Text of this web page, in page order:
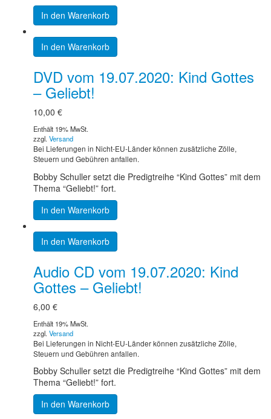
In den Warenkorb
In den Warenkorb
DVD vom 19.07.2020: Kind Gottes
– Geliebt!
10,00 €
Enthält 19% MwSt.
zzgl. Versand
Bei Lieferungen in Nicht-EU-Länder können zusätzliche Zölle,
Steuern und Gebühren anfallen.
Bobby Schuller setzt die Predigtreihe “Kind Gottes” mit dem
Thema “Geliebt!” fort.
In den Warenkorb
In den Warenkorb
Audio CD vom 19.07.2020: Kind
Gottes – Geliebt!
6,00 €
Enthält 19% MwSt.
zzgl. Versand
Bei Lieferungen in Nicht-EU-Länder können zusätzliche Zölle,
Steuern und Gebühren anfallen.
Bobby Schuller setzt die Predigtreihe “Kind Gottes” mit dem
Thema “Geliebt!” fort.
In den Warenkorb